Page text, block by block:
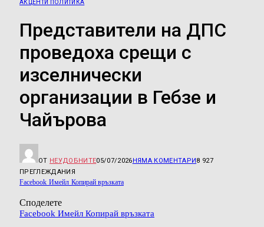
АКЦЕНТИ ПОЛИТИКА
Представители на ДПС
проведоха срещи с
изселнически
организации в Гебзе и
Чайърова
ОТ НЕУДОБНИТЕ05/07/2026НЯМА КОМЕНТАРИ8 927
ПРЕГЛЕЖДАНИЯ
Facebook Имейл Копирай връзката
Споделете
Facebook Имейл Копирай връзката